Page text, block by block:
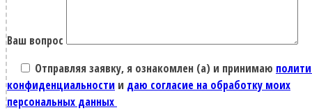
Ваш вопрос
Отправляя заявку, я ознакомлен (а) и принимаю
конфиденциальности и даю согласие на обработку моих
персональных данных